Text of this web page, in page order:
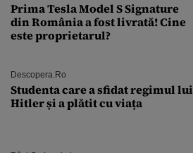
Prima Tesla Model S Signature
din România a fost livrată! Cine
este proprietarul?
Descopera.ro
Studenta care a sfidat regimul lui
Hitler și a plătit cu viața